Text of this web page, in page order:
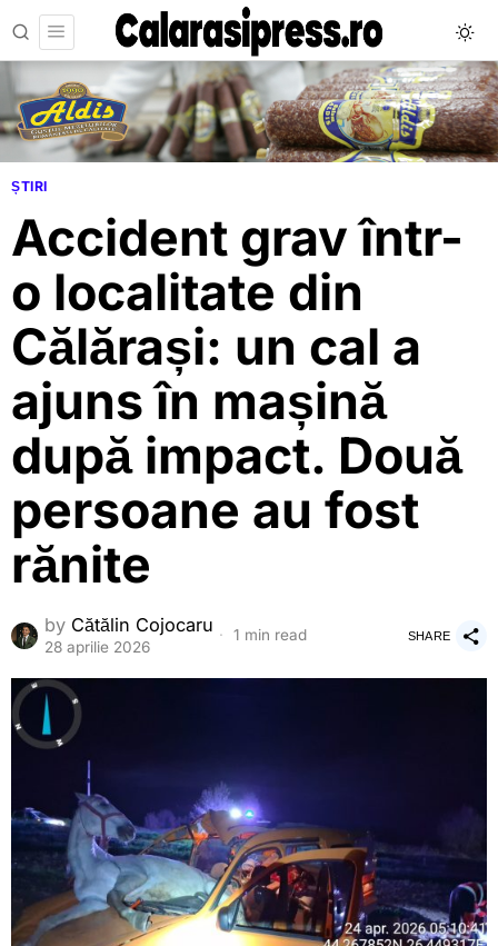
ȘTIRI
Accident grav într-
o localitate din
Călărași: un cal a
ajuns în mașină
după impact. Două
persoane au fost
rănite
by Cătălin Cojocaru
28 aprilie 2026
1 min read SHARE